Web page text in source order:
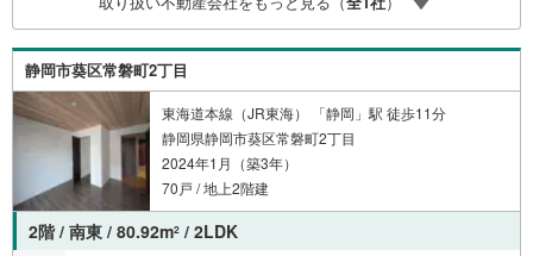
静岡市葵区常磐町2丁目
東海道本線（JR東海） 「静岡」駅 徒歩11分
静岡県静岡市葵区常磐町2丁目
2024年1月（築3年）
70戸 / 地上2階建
2階 / 南東 / 80.92m2 / 2LDK